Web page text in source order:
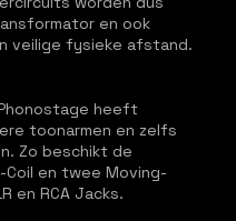
en ook
veilige fysieke afstand.
Phonostage heeft
toonarmen en zelfs
Zo beschikt de
en twee Moving-
en RCA Jacks.